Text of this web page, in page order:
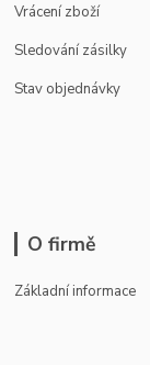
Vrácení zboží
Sledování zásilky
Stav objednávky
O firmě
Základní informace